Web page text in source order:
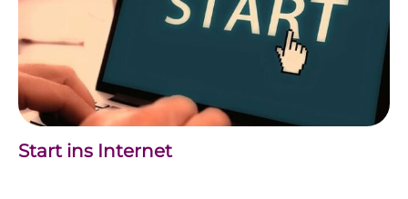
Start ins Internet